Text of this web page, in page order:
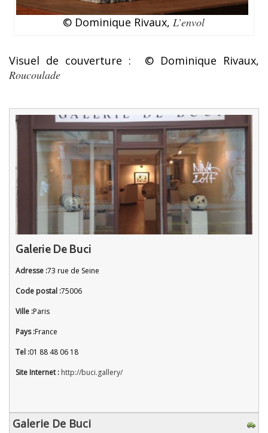
© Dominique Rivaux,L’envol
Visuel de couverture : © Dominique Rivaux,
Roucoulade
Galerie De Buci
Adresse :73 rue de Seine
Code postal :75006
Ville :Paris
Pays :France
Tel :01 88 48 06 18
Site Internet : http://buci.gallery/
Galerie De Buci